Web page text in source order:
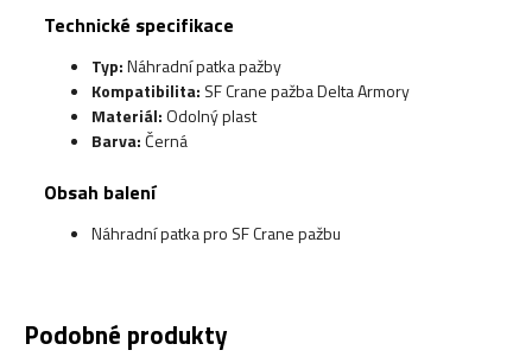
Technické specifikace
Typ:Náhradní patka pažby
Kompatibilita: SF Crane pažba Delta Armory
Materiál: Odolný plast
Barva:Černá
Obsah balení
Náhradní patka pro SF Crane pažbu
Podobné produkty